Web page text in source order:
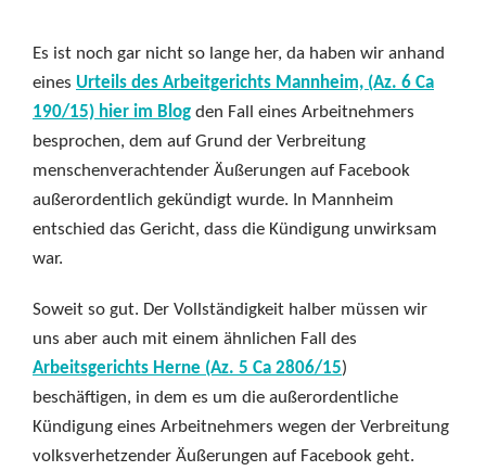
Es ist noch gar nicht so lange her, da haben wir anhand
eines Urteils des Arbeitgerichts Mannheim, (Az. 6 Ca
190/15) hier im Blog den Fall eines Arbeitnehmers
besprochen, dem auf Grund der Verbreitung
menschenverachtender Äußerungen auf Facebook
außerordentlich gekündigt wurde. In Mannheim
entschied das Gericht, dass die Kündigung unwirksam
war.
Soweit so gut. Der Vollständigkeit halber müssen wir
uns aber auch mit einem ähnlichen Fall des
Arbeitsgerichts Herne (Az. 5 Ca 2806/15)
beschäftigen, in dem es um die außerordentliche
Kündigung eines Arbeitnehmers wegen der Verbreitung
volksverhetzender Äußerungen auf Facebook geht.